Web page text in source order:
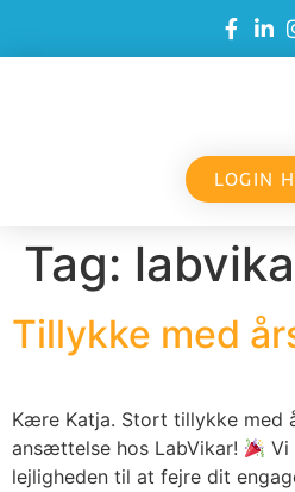
LOGIN
Tag:
Tillykke med
Kære Katja. Stort tillykke med
ansættelse hos LabVikar!
Vi
lejligheden til at fejre dit